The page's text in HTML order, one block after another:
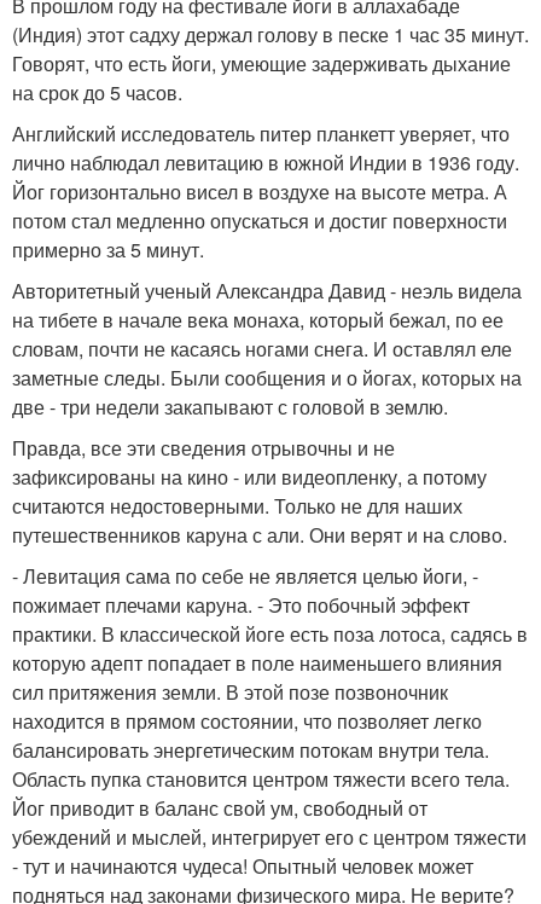
(Индия) этот садху держал голову в песке 1 час 35 минут.
Говорят, что есть йоги, умеющие задерживать дыхание
на срок до 5 часов.
Английский исследователь питер планкетт уверяет, что
лично наблюдал левитацию в южной Индии в 1936 году.
Йог горизонтально висел в воздухе на высоте метра. А
потом стал медленно опускаться и достиг поверхности
примерно за 5 минут.
Авторитетный ученый Александра Давид - неэль видела
на тибете в начале века монаха, который бежал, по ее
словам, почти не касаясь ногами снега. И оставлял еле
заметные следы. Были сообщения и о йогах, которых на
две - три недели закапывают с головой в землю.
Правда, все эти сведения отрывочны и не
зафиксированы на кино - или видеопленку, а потому
считаются недостоверными. Только не для наших
путешественников каруна с али. Они верят и на слово.
- Левитация сама по себе не является целью йоги, -
пожимает плечами каруна. - Это побочный эффект
практики. В классической йоге есть поза лотоса, садясь в
которую адепт попадает в поле наименьшего влияния
сил притяжения земли. В этой позе позвоночник
находится в прямом состоянии, что позволяет легко
балансировать энергетическим потокам внутри тела.
Область пупка становится центром тяжести всего тела.
Йог приводит в баланс свой ум, свободный от
убеждений и мыслей, интегрирует его с центром тяжести
- тут и начинаются чудеса! Опытный человек может
подняться над законами физического мира. Не верите?